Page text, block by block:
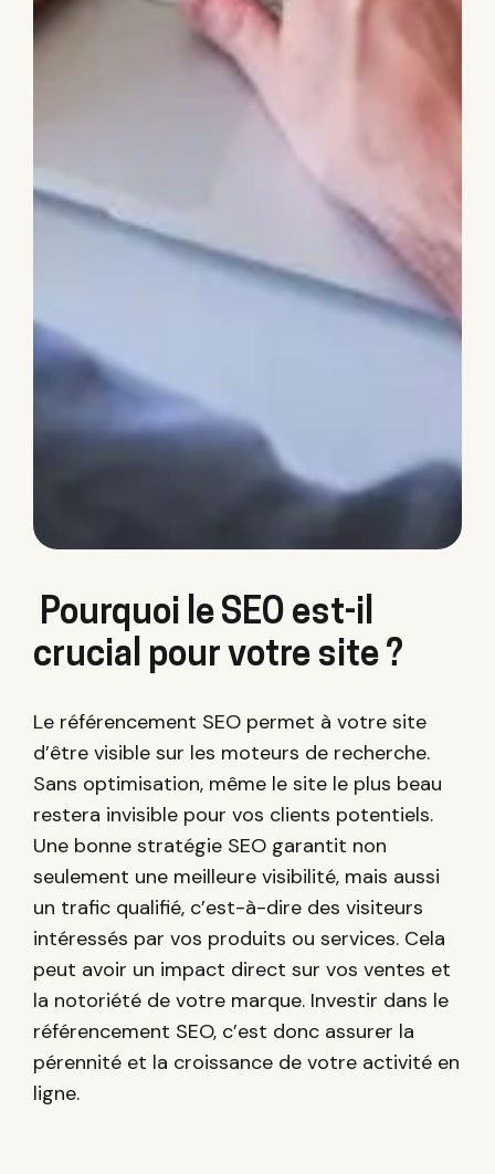
Pourquoi le SEO est-il
crucial pour votre site ?
Le référencement SEO permet à votre site
d’être visible sur les moteurs de recherche.
Sans optimisation, même le site le plus beau
restera invisible pour vos clients potentiels.
Une bonne stratégie SEO garantit non
seulement une meilleure visibilité, mais aussi
un trafic qualifié, c’est-à-dire des visiteurs
intéressés par vos produits ou services. Cela
peut avoir un impact direct sur vos ventes et
la notoriété de votre marque. Investir dans le
référencement SEO, c’est donc assurer la
pérennité et la croissance de votre activité en
ligne.